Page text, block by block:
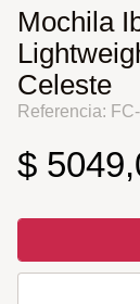
Mochila
Celeste
Referencia:
$ 5049,